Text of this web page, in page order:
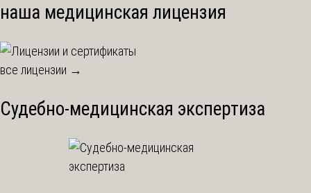
наша медицинская лицензия
все лицензии →
Судебно-медицинская экспертиза